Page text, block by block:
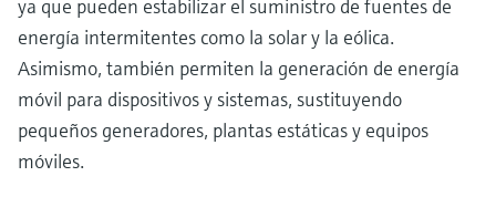
ya que pueden estabilizar el suministro de fuentes de
energía intermitentes como la solar y la eólica.
Asimismo, también permiten la generación de energía
móvil para dispositivos y sistemas, sustituyendo
pequeños generadores, plantas estáticas y equipos
móviles.